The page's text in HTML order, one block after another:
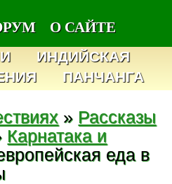
О САЙТЕ
ИНДИЙСКАЯ
ПАНЧАНГА
» Рассказы
Карнатака и
еда в